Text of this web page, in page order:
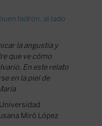
ladrón, al lado
la angustia y
que ve cómo
En este relato
en la piel de
Miró López